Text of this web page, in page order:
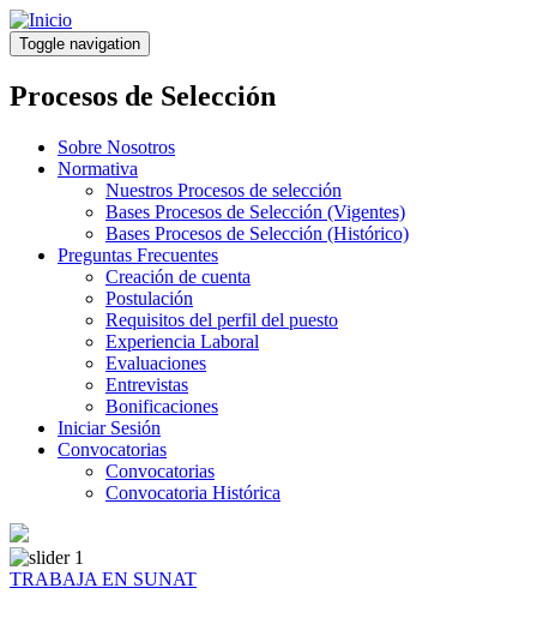
Pasar
al
contenido
principal
Toggle navigation
Procesos de Selección
Sobre Nosotros
Normativa
Nuestros Procesos de selección
Bases Procesos de Selección (Vigentes)
Bases Procesos de Selección (Histórico)
Preguntas Frecuentes
Creación de cuenta
Postulación
Requisitos del perfil del puesto
Experiencia Laboral
Evaluaciones
Entrevistas
Bonificaciones
Iniciar Sesión
Convocatorias
Convocatorias
Convocatoria Histórica
TRABAJA EN SUNAT